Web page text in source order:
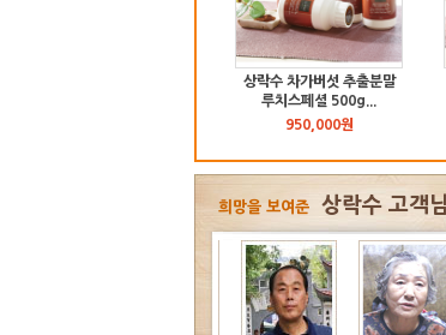
상락수 차가버섯 추출분말
루치스페셜 500g...
950,000원
희망을 보여준 상락수 고객